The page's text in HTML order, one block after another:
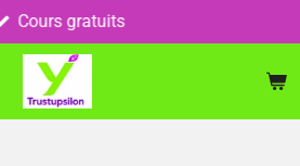
Cours gratuits